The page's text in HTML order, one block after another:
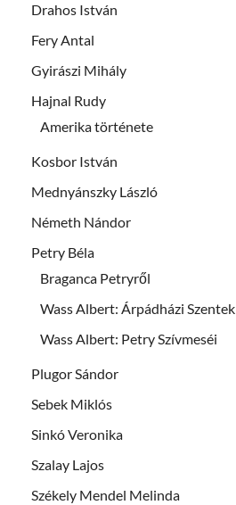
Drahos István
Fery Antal
Gyirászi Mihály
Hajnal Rudy
Amerika története
Kosbor István
Mednyánszky László
Németh Nándor
Petry Béla
Braganca Petryről
Wass Albert: Árpádházi Szentek
Wass Albert: Petry Szívmeséi
Plugor Sándor
Sebek Miklós
Sinkó Veronika
Szalay Lajos
Székely Mendel Melinda